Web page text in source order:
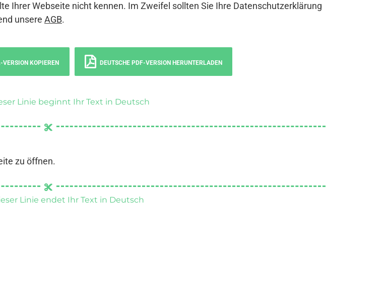
Ihrer Webseite nicht kennen. Im Zweifel sollten Sie Ihre Datenschutzerklärung
unsere AGB.
VERSION KOPIEREN DEUTSCHE PDF-VERSION HERUNTERLADEN
Linie beginnt Ihr Text in Deutsch
zu öffnen.
Linie endet Ihr Text in Deutsch